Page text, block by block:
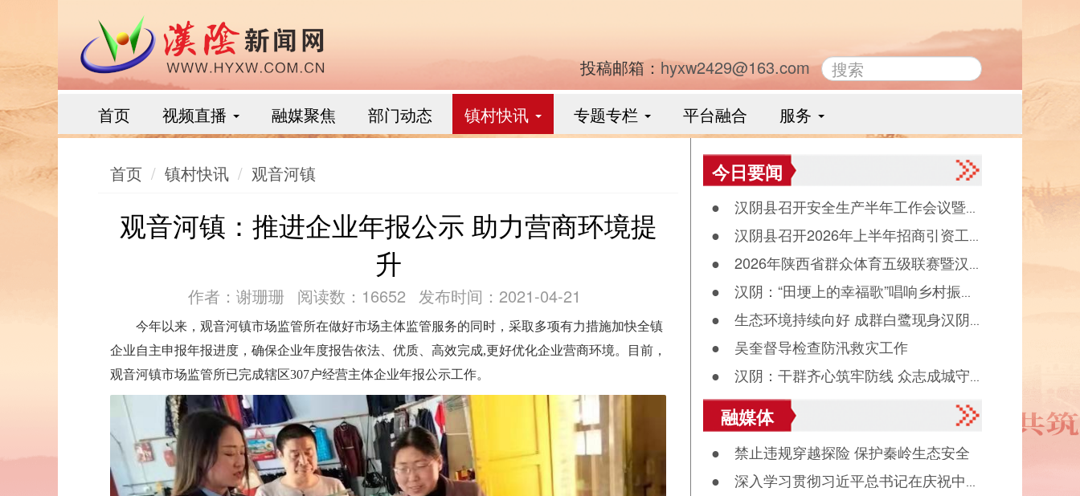
投稿邮箱： hyxw2429@163.com
首页 视频直播 融媒聚焦 部门动态 镇村快讯 专题专栏 平台融合 服务
首页 镇村快讯 观音河镇
观音河镇：推进企业年报公示 助力营商环境提
升
作者：谢珊珊 阅读数：16652 发布时间：2021-04-21
今年以来，观音河镇市场监管所在做好市场主体监管服务的同时，采取多项有力措施加快全镇
企业自主申报年报进度，确保企业年度报告依法、优质、高效完成,更好优化企业营商环境。目前，
观音河镇市场监管所已完成辖区307户经营主体企业年报公示工作。
今日要闻
● 汉阴县召开安全生产半年工作会议暨县
食品药品安全委员会全体会议
● 汉阴县召开2026年上半年招商引资工
作晾晒会（党群、中省驻汉部门）
● 2026年陕西省群众体育五级联赛暨汉
阴县第十二届“能量金徽·文峰杯”双拥篮球赛
落幕
● 汉阴：“田埂上的幸福歌”唱响乡村振
兴“好声音”
● 生态环境持续向好 成群白鹭现身汉阴
月河觅食
● 吴奎督导检查防汛救灾工作
● 汉阴：干群齐心筑牢防线 众志成城守
护平安度汛
融媒体
● 禁止违规穿越探险 保护秦岭生态安全
● 深入学习贯彻习近平总书记在庆祝中国